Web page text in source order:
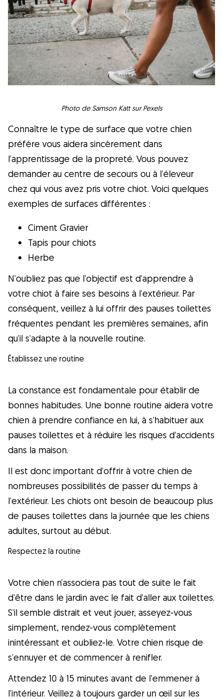
Photo de Samson Katt sur Pexels
Connaître le type de surface que votre chien
préfère vous aidera sincèrement dans
l’apprentissage de la propreté. Vous pouvez
demander au centre de secours ou à l’éleveur
chez qui vous avez pris votre chiot. Voici quelques
exemples de surfaces différentes :
Ciment Gravier
Tapis pour chiots
Herbe
N’oubliez pas que l’objectif est d’apprendre à
votre chiot à faire ses besoins à l’extérieur. Par
conséquent, veillez à lui offrir des pauses toilettes
fréquentes pendant les premières semaines, afin
qu’il s’adapte à la nouvelle routine.
Établissez une routine
La constance est fondamentale pour établir de
bonnes habitudes. Une bonne routine aidera votre
chien à prendre confiance en lui, à s’habituer aux
pauses toilettes et à réduire les risques d’accidents
dans la maison.
Il est donc important d’offrir à votre chien de
nombreuses possibilités de passer du temps à
l’extérieur. Les chiots ont besoin de beaucoup plus
de pauses toilettes dans la journée que les chiens
adultes, surtout au début.
Respectez la routine
Votre chien n’associera pas tout de suite le fait
d’être dans le jardin avec le fait d’aller aux toilettes.
S’il semble distrait et veut jouer, asseyez-vous
simplement, rendez-vous complètement
inintéressant et oubliez-le. Votre chien risque de
s’ennuyer et de commencer à renifler.
Attendez 10 à 15 minutes avant de l’emmener à
l’intérieur. Veillez à toujours garder un œil sur les